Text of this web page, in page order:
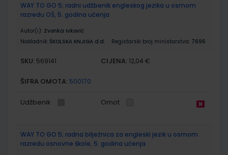
WAY TO GO 5; radni udžbenik engleskog jezika u osmom
razredu OŠ, 5. godina učenja
Autor(i): Zvonka Ivković
Nakladnik: ŠKOLSKA KNJIGA d.d. Registarski broj ministarstva: 7696
SKU: 569141 CIJENA: 12,04 €
ŠIFRA OMOTA: 500170
Udžbenik Omot
WAY TO GO 5; radna bilježnica za engleski jezik u osmom
razredu osnovne škole, 5. godina učenja